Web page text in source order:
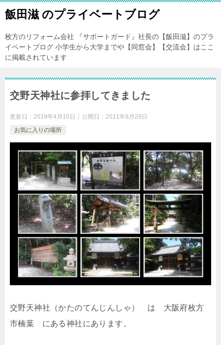
飯田滋 のプライベートブログ
枚方のリフォーム会社 『サポートガード』社長の【飯田滋】のプラ
イベートブログ 小学生から大学までや【同窓会】【交流会】はここ
に掲載されています
交野天神社に参拝してきました
更新日： 2019年4月10日 公開日： 2011年8月29日
お気に入りの場所
交野天神社（かたのてんじんしゃ） は 大阪府枚方
市楠葉 にある神社にあります。